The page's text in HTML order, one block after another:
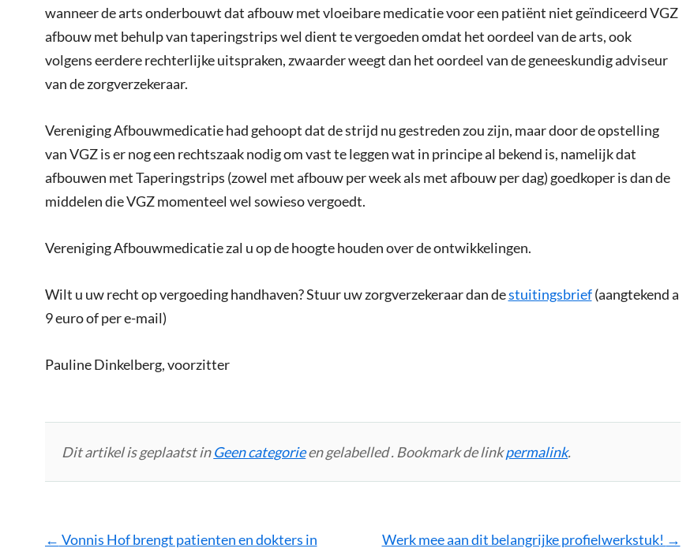
wanneer de arts onderbouwt dat afbouw met vloeibare medicatie voor een patiënt niet geïndiceerd VGZ
afbouw met behulp van taperingstrips wel dient te vergoeden omdat het oordeel van de arts, ook
volgens eerdere rechterlijke uitspraken, zwaarder weegt dan het oordeel van de geneeskundig adviseur
van de zorgverzekeraar.
Vereniging Afbouwmedicatie had gehoopt dat de strijd nu gestreden zou zijn, maar door de opstelling
van VGZ is er nog een rechtszaak nodig om vast te leggen wat in principe al bekend is, namelijk dat
afbouwen met Taperingstrips (zowel met afbouw per week als met afbouw per dag) goedkoper is dan de
middelen die VGZ momenteel wel sowieso vergoedt.
Vereniging Afbouwmedicatie zal u op de hoogte houden over de ontwikkelingen.
Wilt u uw recht op vergoeding handhaven? Stuur uw zorgverzekeraar dan destuitingsbrief(aangtekend a
9 euro of per e-mail)
Pauline Dinkelberg, voorzitter
Dit artikel is geplaatst inGeen categorieen gelabelled . Bookmark de linkpermalink.
Bericht
← Vonnis Hof brengt patienten en dokters in
Werk mee aan dit belangrijke profielwerkstuk! →